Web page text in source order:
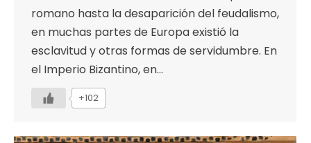
romano hasta la desaparición del feudalismo,
en muchas partes de Europa existió la
esclavitud y otras formas de servidumbre. En
el Imperio Bizantino, en…
+102